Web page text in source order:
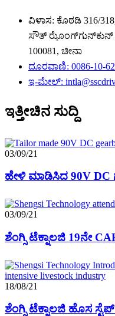
ವಿಳಾಸ: ಕೊಠಡಿ 316/
ಸೌತ್ ಝೊಂಗ್‌ಗುನ್‌ಕುನ್
100081, ಚೀನಾ
ದೂರವಾಣಿ: 0086-10-
ಇ-ಮೇಲ್:
ಇತ್ತೀಚಿನ ಸುದ್ದಿ
03/09/21
ಹೇಳಿ ಮಾಡಿಸಿದ 90V DC
03/09/21
ಶೆಂಗ್ಸಿ ಟೆಕ್ನಾಲಜಿ 19ನೇ
18/08/21
ಶೆಂಗ್ಸಿ ಟೆಕ್ನಾಲಜಿ ಹೊಸ